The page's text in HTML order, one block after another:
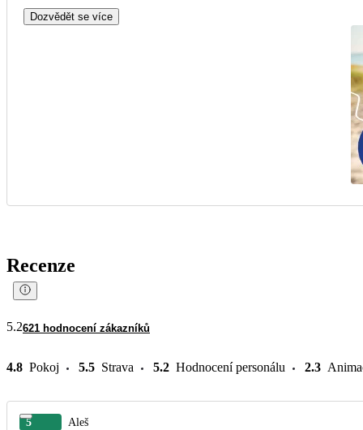
Dozvědět se více
Recenze
5.2621 hodnocení zákazníků
4.8 Pokoj 5.5 Strava 5.2 Hodnocení personálu 2.3
5 Aleš